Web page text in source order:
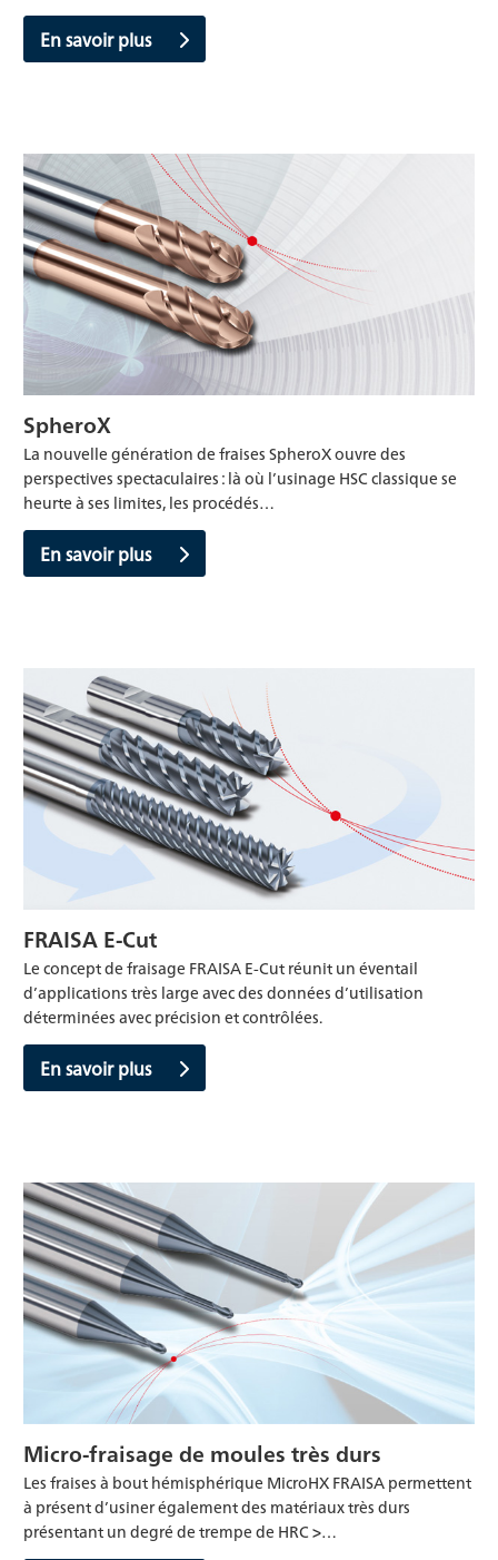
En savoir plus
SpheroX
La nouvelle génération de fraises SpheroX ouvre des
perspectives spectaculaires : là où l’usinage HSC classique se
heurte à ses limites, les procédés…
En savoir plus
FRAISA E-Cut
Le concept de fraisage FRAISA E-Cut réunit un éventail
d’applications très large avec des données d’utilisation
déterminées avec précision et contrôlées.
En savoir plus
Micro-fraisage de moules très durs
Les fraises à bout hémisphérique MicroHX FRAISA permettent
à présent d’usiner également des matériaux très durs
présentant un degré de trempe de HRC >…